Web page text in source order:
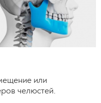
или
челюстей.